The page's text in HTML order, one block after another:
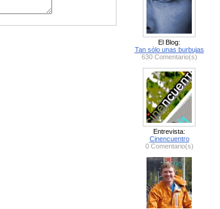
El Blog:
Tan sólo unas burbujas
630 Comentario(s)
Entrevista:
Cinencuentro
0 Comentario(s)